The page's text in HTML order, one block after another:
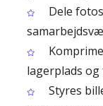
Dele
lagerplads
Styres